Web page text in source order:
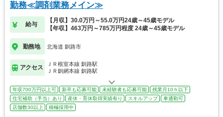
勤務≪調剤業務メイン≫
給与
【月収】30.0万円～55.0万円24歳～45歳モデル
【年収】463万円～785万円程度 24歳～45歳モデル
勤務地 北海道 釧路市
アクセス
ＪＲ根室本線 釧路駅
ＪＲ釧網本線 釧路駅
年収700万円以上可 新卒も応募可能 未経験者も応募可能
残業月10ｈ以下
住宅補助（手当）あり
産休・育休取得実績有り スキルアップ
車通勤可
店舗数30以上
積極採用中